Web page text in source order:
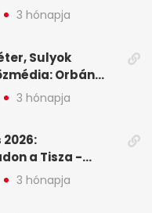
3 hónapja
Sulyok
Orbán
13. óta hallgat,
az
3 hónapja
a Tisza -
alakulnak
3 hónapja